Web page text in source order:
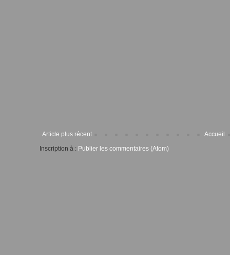
Article plus récent
Accueil
Inscription à : Publier les commentaires (Atom)